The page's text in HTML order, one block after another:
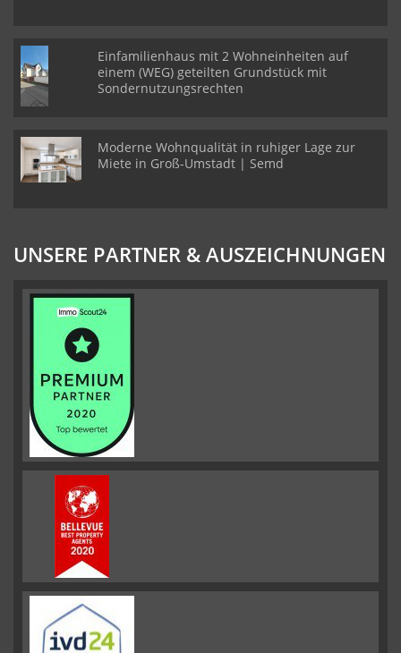
Einfamilienhaus mit 2 Wohneinheiten auf
einem (WEG) geteilten Grundstück mit
Sondernutzungsrechten
Moderne Wohnqualität in ruhiger Lage zur
Miete in Groß-Umstadt | Semd
UNSERE PARTNER & AUSZEICHNUNGEN